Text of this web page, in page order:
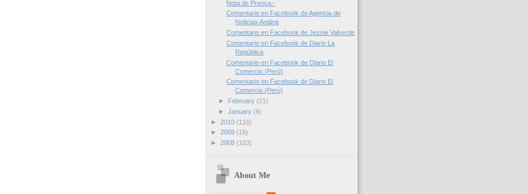
Nota de Prensa.-
Comentario en Facebook de Agencia de
Noticias Andina
Comentario en Facebook de Jessie Valverde
Comentario en Facebook de Diario La
República
Comentario en Facebook de Diario El
Comercio (Perú)
Comentario en Facebook de Diario El
Comercio (Perú)
►
February (21)
► January (6)
► 2010 (116)
► 2009 (16)
► 2008 (103)
About Me